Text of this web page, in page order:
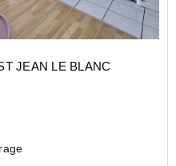
JEAN LE BLANC